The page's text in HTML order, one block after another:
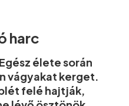
harc
élete során
vágyakat kerget.
felé hajtják,